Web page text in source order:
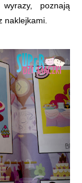
poznają
naklejkami.